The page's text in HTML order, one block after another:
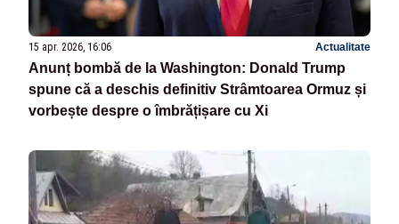
15 apr. 2026, 16:06 Actualitate
Anunț bombă de la Washington: Donald Trump
spune că a deschis definitiv Strâmtoarea Ormuz și
vorbește despre o îmbrățișare cu Xi